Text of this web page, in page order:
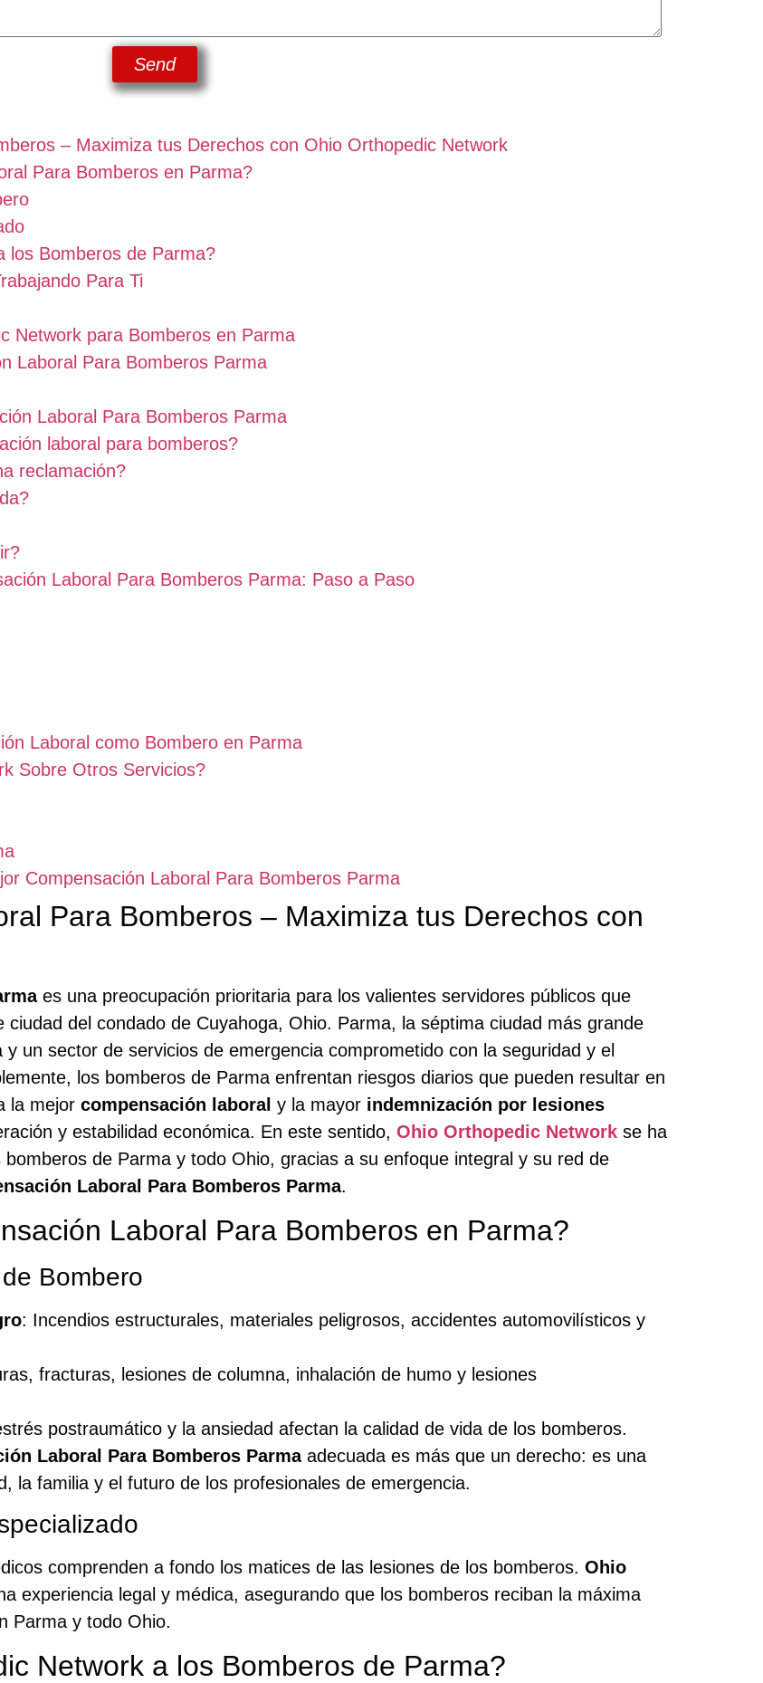
Send
– Maximiza tus Derechos con Ohio Orthopedic Network
Para Bomberos en Parma?
los Bomberos de Parma?
Para Ti
Network para Bomberos en Parma
Laboral Para Bomberos Parma
Laboral Para Bomberos Parma
laboral para bomberos?
reclamación?
Laboral Para Bomberos Parma: Paso a Paso
Laboral como Bombero en Parma
Sobre Otros Servicios?
Compensación Laboral Para Bomberos Parma
Para Bomberos – Maximiza tus Derechos con
es una preocupación prioritaria para los valientes servidores públicos que
del condado de Cuyahoga, Ohio. Parma, la séptima ciudad más grande
un sector de servicios de emergencia comprometido con la seguridad y el
los bomberos de Parma enfrentan riesgos diarios que pueden resultar en
la mejor compensación laboral y la mayor indemnización por lesiones
y estabilidad económica. En este sentido, Ohio Orthopedic Network se ha
de Parma y todo Ohio, gracias a su enfoque integral y su red de
Laboral Para Bomberos Parma.
Laboral Para Bomberos en Parma?
Bombero
: Incendios estructurales, materiales peligrosos, accidentes automovilísticos y
fracturas, lesiones de columna, inhalación de humo y lesiones
postraumático y la ansiedad afectan la calidad de vida de los bomberos.
Laboral Para Bomberos Parmaadecuada es más que un derecho: es una
la familia y el futuro de los profesionales de emergencia.
comprenden a fondo los matices de las lesiones de los bomberos. Ohio
experiencia legal y médica, asegurando que los bomberos reciban la máxima
Parma y todo Ohio.
Network a los Bomberos de Parma?